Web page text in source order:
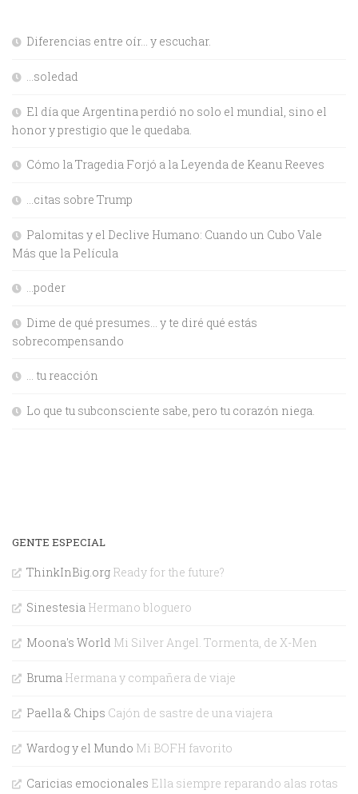
Diferencias entre oír… y escuchar.
…soledad
El día que Argentina perdió no solo el mundial, sino el
honor y prestigio que le quedaba.
Cómo la Tragedia Forjó a la Leyenda de Keanu Reeves
…citas sobre Trump
Palomitas y el Declive Humano: Cuando un Cubo Vale
Más que la Película
…poder
Dime de qué presumes… y te diré qué estás
sobrecompensando
… tu reacción
Lo que tu subconsciente sabe, pero tu corazón niega.
GENTE ESPECIAL
ThinkInBig.org Ready for the future?
Sinestesia Hermano bloguero
Moona's World Mi Silver Angel. Tormenta, de X-Men
Bruma Hermana y compañera de viaje
Paella & Chips Cajón de sastre de una viajera
Wardog y el Mundo Mi BOFH favorito
Caricias emocionales Ella siempre reparando alas rotas